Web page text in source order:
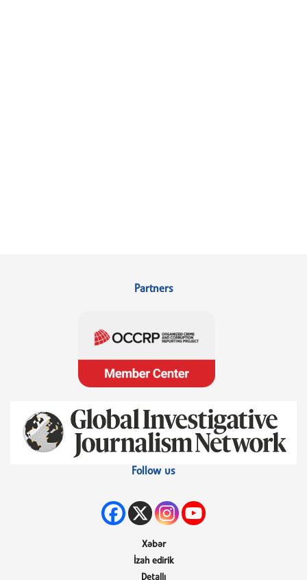
Partners
Follow us
Xəbər
İzah edirik
Detallı